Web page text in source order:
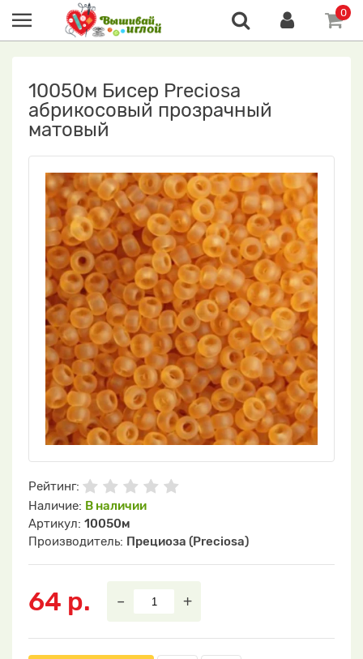
0
10050м Бисер Preciosa
абрикосовый прозрачный
матовый
Рейтинг:
Наличие: В наличии
Артикул: 10050м
Производитель: Прециоза (Preciosa)
64 р. – +